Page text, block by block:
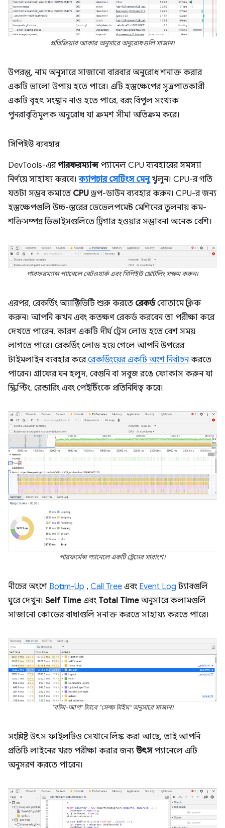
প্রতিক্রিয়ার আকার অনুসারে অনুরোধগুলি সাজান।
উপরন্তু, নাম অনুসারে সাজানো বারবার অনুরোধ শনাক্ত করার
একটি ভালো উপায় হতে পারে। এটি হস্তক্ষেপের সূত্রপাতকারী
একটি বৃহৎ সংস্থান নাও হতে পারে, বরং বিপুল সংখ্যক
পুনরাবৃত্তিমূলক অনুরোধ যা ক্রমশ সীমা অতিক্রম করে।
সিপিইউ ব্যবহার
DevTools-এরপারফরম্যান্সপ্যানেল CPU ব্যবহারের সমস্যা
নির্ণয়ে সাহায্য করবে।ক্যাপচার সেটিংস মেনুখুলুন। CPU-র গতি
যতটা সম্ভব কমাতে CPUড্রপ-ডাউন ব্যবহার করুন। CPU-র জন্য
হস্তক্ষেপগুলি উচ্চ-স্তরের ডেভেলপমেন্ট মেশিনের তুলনায় কম-
শক্তিসম্পন্ন ডিভাইসগুলিতে ট্রিগার হওয়ার সম্ভাবনা অনেক বেশি।
পারফরম্যান্স প্যানেলে নেটওয়ার্ক এবং সিপিইউ থ্রোটলিং সক্ষম করুন।
এরপর, রেকর্ডিং অ্যাক্টিভিটি শুরু করতে রেকর্ডবোতামে ক্লিক
করুন। আপনি কখন এবং কতক্ষণ রেকর্ড করবেন তা পরীক্ষা করে
দেখতে পারেন, কারণ একটি দীর্ঘ ট্রেস লোড হতে বেশ সময়
লাগতে পারে। রেকর্ডিং লোড হয়ে গেলে আপনি উপরের
টাইমলাইন ব্যবহার করেরেকর্ডিংয়ের একটি অংশ নির্বাচনকরতে
পারেন। গ্রাফের ঘন হলুদ, বেগুনি বা সবুজ রঙে ফোকাস করুন যা
স্ক্রিপ্টিং, রেন্ডারিং এবং পেইন্টিংকে প্রতিনিধিত্ব করে।
পারফর্মেন্স প্যানেলে একটি ট্রেসের সারাংশ।
নীচের অংশে Bottom-Up , Call Tree এবং Event Log ট্যাবগুলি
ঘুরে দেখুন। Self Time এবং Total Time অনুসারে কলামগুলি
সাজানো কোডের বাধাগুলি সনাক্ত করতে সাহায্য করতে পারে।
"বটম-আপ" ট্যাবে "সেল্ফ টাইম" অনুসারে সাজান।
সংশ্লিষ্ট উৎস ফাইলটিও সেখানে লিঙ্ক করা আছে, তাই আপনি
প্রতিটি লাইনের খরচ পরীক্ষা করার জন্য উৎসপ্যানেলে এটি
অনুসরণ করতে পারেন।